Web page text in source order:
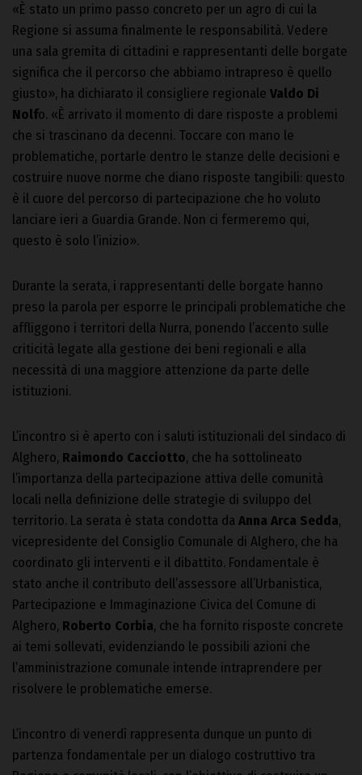
«È stato un primo passo concreto per un agro di cui la
Regione si assuma finalmente le responsabilità. Vedere
una sala gremita di cittadini e rappresentanti delle borgate
significa che il percorso che abbiamo intrapreso è quello
giusto», ha dichiarato il consigliere regionale Valdo Di
Nolfo. «È arrivato il momento di dare risposte a problemi
che si trascinano da decenni. Toccare con mano le
problematiche, portarle dentro le stanze delle decisioni e
costruire nuove norme che diano risposte tangibili: questo
è il cuore del percorso di partecipazione che ho voluto
lanciare ieri a Guardia Grande. Non ci fermeremo qui,
questo è solo l’inizio».
Durante la serata, i rappresentanti delle borgate hanno
preso la parola per esporre le principali problematiche che
affliggono i territori della Nurra, ponendo l’accento sulle
criticità legate alla gestione dei beni regionali e alla
necessità di una maggiore attenzione da parte delle
istituzioni.
L’incontro si è aperto con i saluti istituzionali del sindaco di
Alghero, Raimondo Cacciotto, che ha sottolineato
l’importanza della partecipazione attiva delle comunità
locali nella definizione delle strategie di sviluppo del
territorio. La serata è stata condotta da Anna Arca Sedda,
vicepresidente del Consiglio Comunale di Alghero, che ha
coordinato gli interventi e il dibattito. Fondamentale è
stato anche il contributo dell’assessore all’Urbanistica,
Partecipazione e Immaginazione Civica del Comune di
Alghero, Roberto Corbia, che ha fornito risposte concrete
ai temi sollevati, evidenziando le possibili azioni che
l’amministrazione comunale intende intraprendere per
risolvere le problematiche emerse.
L’incontro di venerdì rappresenta dunque un punto di
partenza fondamentale per un dialogo costruttivo tra